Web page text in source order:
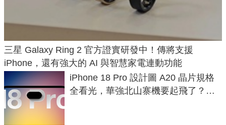
三星 Galaxy Ring 2 官方證實研發中！傳將支援
iPhone，還有強大的 AI 與智慧家電連動功能
iPhone 18 Pro 設計圖 A20 晶片規格
全看光，華強北山寨機要起飛了？專